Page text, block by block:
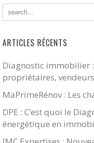
ARTICLES RÉCENTS
Diagnostic immobilier
propriétaires,
MaPrimeRénov : Les
DPE : C’est quoi le
énergétique en